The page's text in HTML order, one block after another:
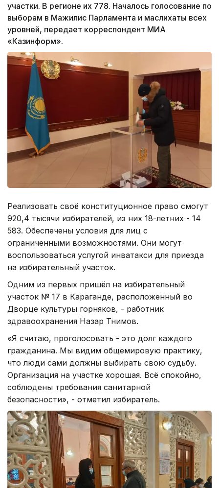
участки. В регионе их 778. Началось голосование по
выборам в Мажилис Парламента и маслихаты всех
уровней, передает корреспондент МИА
«Казинформ».
Реализовать своё конституционное право смогут
920,4 тысячи избирателей, из них 18-летних - 14
583. Обеспечены условия для лиц с
ограниченными возможностями. Они могут
воспользоваться услугой инватакси для приезда
на избирательный участок.
Одним из первых пришёл на избирательный
участок № 17 в Караганде, расположенный во
Дворце культуры горняков, - работник
здравоохранения Назар Тнимов.
«Я считаю, проголосовать - это долг каждого
гражданина. Мы видим общемировую практику,
что люди сами должны выбирать свою судьбу.
Организация на участке хорошая. Всё спокойно,
соблюдены требования санитарной
безопасности», - отметил избиратель.